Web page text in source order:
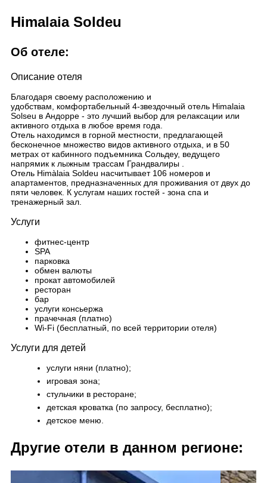
Himalaia Soldeu
Об отеле:
Описание отеля
Благодаря своему расположению и
удобствам, комфортабельный 4-звездочный отель Himalaia
Solseu в Андорре - это лучший выбор для релаксации или
активного отдыха в любое время года.
Отель находимся в горной местности, предлагающей
бесконечное множество видов активного отдыха, и в 50
метрах от кабинного подъемника Сольдеу, ведущего
напрямик к лыжным трассам Грандвалиры .
Отель Himàlaia Soldeu насчитывает 106 номеров и
апартаментов, предназначенных для проживания от двух до
пяти человек. К услугам наших гостей - зона cпа и
тренажерный зал.
Услуги
фитнес-центр
SPA
парковка
обмен валюты
прокат автомобилей
ресторан
бар
услуги консьержа
прачечная (платно)
Wi-Fi (бесплатный, по всей территории отеля)
Услуги для детей
услуги няни (платно);
игровая зона;
стульчики в ресторане;
детская кроватка (по запросу, бесплатно);
детское меню.
Другие отели в данном регионе: